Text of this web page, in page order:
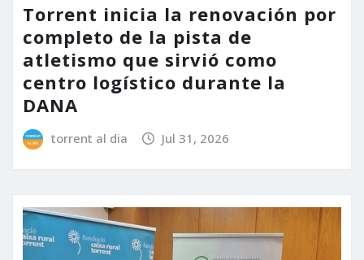
Torrent inicia la renovación por
completo de la pista de
atletismo que sirvió como
centro logístico durante la
DANA
torrent al dia Jul 31, 2026